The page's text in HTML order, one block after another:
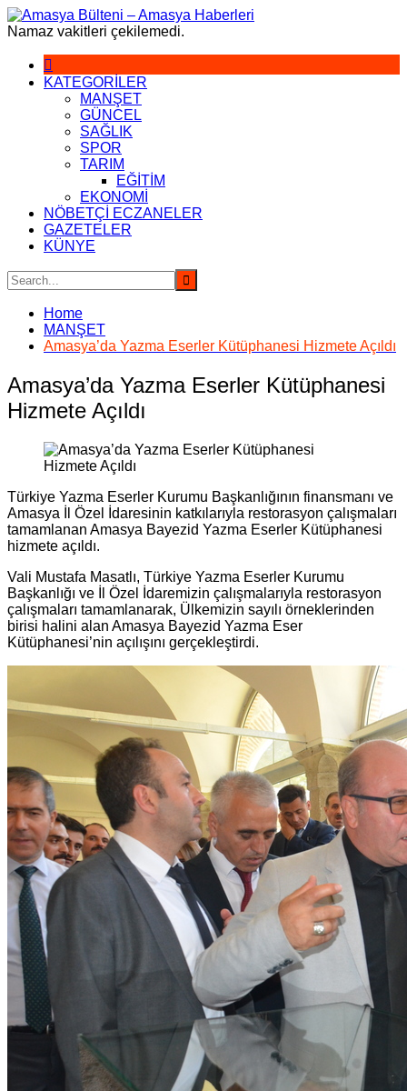
Skip
to
Namaz vakitleri çekilemedi.
KATEGORİLER
MANŞET
GÜNCEL
SAĞLIK
SPOR
TARIM
EĞİTİM
EKONOMİ
NÖBETÇİ ECZANELER
GAZETELER
KÜNYE
Home
MANŞET
Amasya’da Yazma Eserler Kütüphanesi Hizmete Açıldı
Amasya’da Yazma Eserler Kütüphanesi
Hizmete Açıldı
Türkiye Yazma Eserler Kurumu Başkanlığının finansmanı ve
Amasya İl Özel İdaresinin katkılarıyla restorasyon çalışmaları
tamamlanan Amasya Bayezid Yazma Eserler Kütüphanesi
hizmete açıldı.
Vali Mustafa Masatlı, Türkiye Yazma Eserler Kurumu
Başkanlığı ve İl Özel İdaremizin çalışmalarıyla restorasyon
çalışmaları tamamlanarak, Ülkemizin sayılı örneklerinden
birisi halini alan Amasya Bayezid Yazma Eser
Kütüphanesi’nin açılışını gerçekleştirdi.